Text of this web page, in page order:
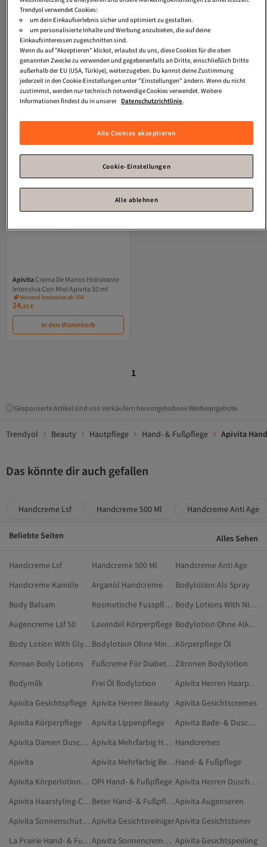
Apivita Crema De Manos Hidratante
Con Jazmín 50 ml
Versand kostenlos ab 35€
19, 56
In den Warenkorb
ApivitaHandcreme Für Trockene,
Rissige Hände Mit Johanniskraut 50
ml Versand kostenlos ab 35€
19,52€
In den Warenkorb
ApivitaCrema De Manos Hidratante
Intensiva Con Miel Apivita 50 ml
Versand kostenlos ab 35€
24,61€
In den Warenkorb
1
Gesponserte Artikel sind von Verkäufern hervorgehobene Werbeangebote.
Trendyol Beauty Hautpflege Hand- & Fußpflege Apivita
Das könnte dir auch gefallen
Handcreme Lsf Handcreme 500 Ml Handcreme Anti Age
Beliebte Seiten Alles Sehen
Handcreme Lsf Handcreme 500 Ml
Handcreme Anti Age
Handcreme Kamille
Arganöl Handcreme
Bodylotion Als Spray
Body Balsam
Kosmetische Fusspflege
Body Lotions With Niacinamide
Augencreme Lsf 50
Lavendel Körperpflege
Bodylotion Ohne Alkohol
Body Lotion With Glycolic Acid
Bodylotion Ohne Mineralöl Und ParabeneKörperpflege Öl
Korean Body Lotions
Fußcreme Für DiabetikerZitronen Bodylotion
Bodymilk
Frei Öl Bodylotion
Apivita Herren Haarpflege
Apivita Gesichtspflege Apivita Herren Beauty
Apivita Gesichtscremes
Apivita Körperpflege
Apivita Lippenpflege
Apivita Bade- & Duschprodukte
Apivita Damen Duschgels & Cremes
Apivita Mehrfarbig Haarpflege Handcremes
Apivita
Apivita Mehrfarbig BeautyHand- & Fußpflege
Apivita Körperlotionen & -cremes OPI Hand- & Fußpflege
Apivita Herren Duschgels & Cremes
Apivita Haarstyling-Cremes Und -Wachse
Beter Hand- & FußpflegeApivita Augenseren
Apivita Sonnenschutzmittel Apivita GesichtsreinigerApivita Gesichtstoner
La Prairie Hand- & Fußpflege
Apivita Sonnencremes Für Den Körper Apivita Gesichtspeeling
Trendyol verwendet Cookies:
um dein Einkaufserlebnis sicher und optimiert zu gestalten.
um personalisierte Inhalte und Werbung anzubieten, die auf deine
Einkaufsinteressen zugeschnitten sind.
Wenn du auf "Akzeptieren" klickst, erlaubst du uns, diese Cookies für die oben
genannten Zwecke zu verwenden und gegebenenfalls an Dritte, einschließlich Dritte
außerhalb der EU (USA, Türkiye), weiterzugeben. Du kannst deine Zustimmung
jederzeit in den Cookie-Einstellungen unter "Einstellungen" ändern. Wenn du nicht
zustimmst, werden nur technisch notwendige Cookies verwendet. Weitere
Informationen findest du in unserer Datenschutzrichtlinie.
Alle Cookies akzeptieren
Cookie-Einstellungen
Alle ablehnen